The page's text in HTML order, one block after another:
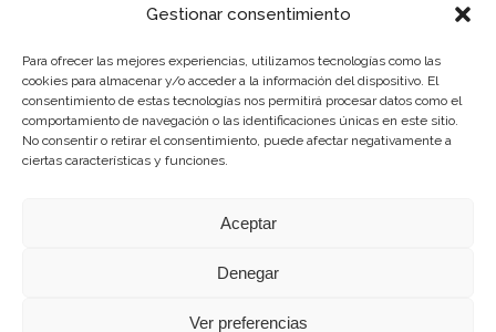
Gestionar consentimiento
Para ofrecer las mejores experiencias, utilizamos tecnologías como las
cookies para almacenar y/o acceder a la información del dispositivo. El
consentimiento de estas tecnologías nos permitirá procesar datos como el
comportamiento de navegación o las identificaciones únicas en este sitio.
No consentir o retirar el consentimiento, puede afectar negativamente a
ciertas características y funciones.
Aceptar
Denegar
Ver preferencias
La gestión de la DOP Lanzarote realizada por este Consejo Regulador es financiada,
con fondos provenientes del presupuesto de gastos del Instituto Canario de
Calidad Agroalimentaria